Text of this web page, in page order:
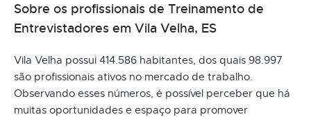
Sobre os profissionais de Treinamento de
Entrevistadores em Vila Velha, ES
Vila Velha possui 414.586 habitantes, dos quais 98.997
são profissionais ativos no mercado de trabalho.
Observando esses números, é possível perceber que há
muitas oportunidades e espaço para promover